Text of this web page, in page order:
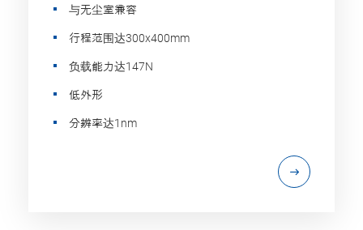
与无尘室兼容
行程范围达300x400mm
负载能力达147N
低外形
分辨率达1nm